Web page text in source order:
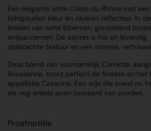
Een elegante witte Côtes du Rhône met
lichtgouden kleur en zilveren reflecties. In
boeket van witte bloemen, geroosterd
anijsaccenten. De aanzet is fris en
zijdezachte textuur en een intense,
Deze blend van voornamelijk Clairette,
Roussanne, toont perfect de finesse en het
appellatie Cairanne. Een wijn die zowel nu
als nog enkele jaren bewaard kan worden.
Proefnotitie